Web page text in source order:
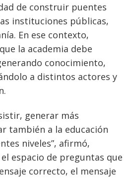
de construir puentes
instituciones públicas,
En ese contexto,
la academia debe
conocimiento,
a distintos actores y
generar más
también a la educación
niveles”, afirmó,
espacio de preguntas que
correcto, el mensaje